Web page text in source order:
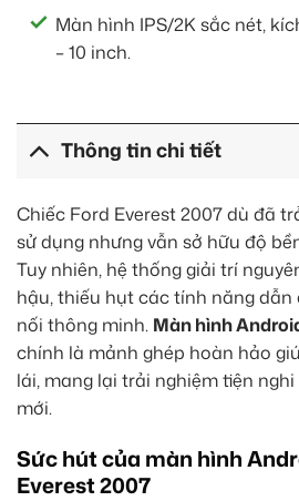
Màn hình IPS/2K sắc nét,
– 10 inch.
Thông tin chi tiết
Chiếc Ford Everest 2007 dù đã
sử dụng nhưng vẫn sở hữu độ
Tuy nhiên, hệ thống giải trí
hậu, thiếu hụt các tính năng
nối thông minh. Màn hình
chính là mảnh ghép hoàn hảo
lái, mang lại trải nghiệm tiện
mới.
Sức hút của màn hình
Everest 2007